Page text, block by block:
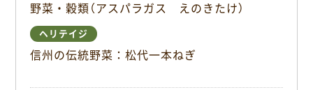
野菜・穀類（アスパラガス えのきたけ）
ヘリテイジ
信州の伝統野菜：松代一本ねぎ